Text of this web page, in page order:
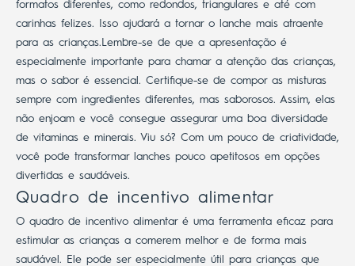
formatos diferentes, como redondos, triangulares e até com
carinhas felizes. Isso ajudará a tornar o lanche mais atraente
para as crianças. Lembre-se de que a apresentação é
especialmente importante para chamar a atenção das crianças,
mas o sabor é essencial. Certifique-se de compor as misturas
sempre com ingredientes diferentes, mas saborosos. Assim, elas
não enjoam e você consegue assegurar uma boa diversidade
de vitaminas e minerais. Viu só? Com um pouco de criatividade,
você pode transformar lanches pouco apetitosos em opções
divertidas e saudáveis.
Quadro de incentivo alimentar
O quadro de incentivo alimentaré uma ferramenta eficaz para
estimular as crianças a comerem melhor e de forma mais
saudável. Ele pode ser especialmente útil para crianças que